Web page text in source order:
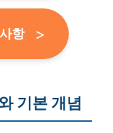
항
기본 개념